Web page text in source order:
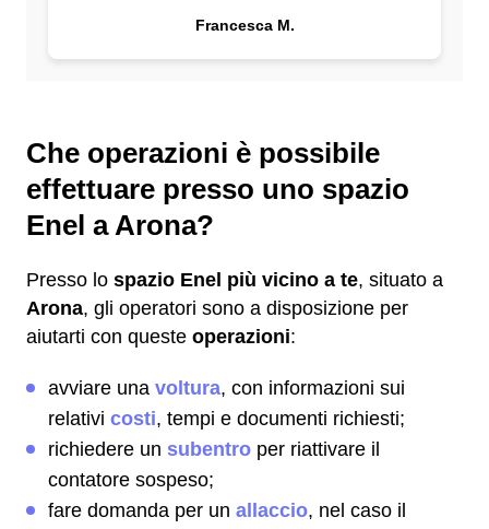
Francesca M.
Che operazioni è possibile
effettuare presso uno spazio
Enel a Arona?
Presso lo spazio Enel più vicino a te, situato a
Arona, gli operatori sono a disposizione per
aiutarti con queste operazioni:
avviare una voltura, con informazioni sui
relativi costi, tempi e documenti richiesti;
richiedere un subentro per riattivare il
contatore sospeso;
fare domanda per un allaccio, nel caso il